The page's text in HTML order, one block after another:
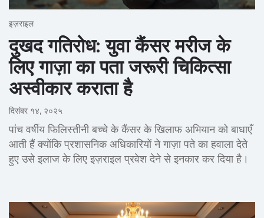
इज़राइल
दुखद गतिरोध: युवा कैंसर मरीज के
लिए गाज़ा का पता जरूरी चिकित्सा
अस्वीकार कराता है
दिसंबर १४, २०२५
पांच वर्षीय फिलिस्तीनी बच्चे के कैंसर के खिलाफ अभियान को बाधाएँ
आती हैं क्योंकि प्रशासनिक अधिकारियों ने गाज़ा पते का हवाला देते
हुए उसे इलाज के लिए इज़राइल प्रवेश देने से इनकार कर दिया है।